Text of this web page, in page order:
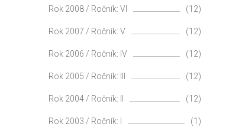
Rok 2008 / Ročník: VI (12)
Rok 2007 / Ročník: V (12)
Rok 2006 / Ročník: IV (12)
Rok 2005 / Ročník: III (12)
Rok 2004 / Ročník: II (12)
Rok 2003 / Ročník: I (1)